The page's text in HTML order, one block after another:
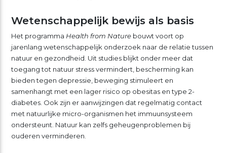
Wetenschappelijk bewijs als basis
Het programma Health from Naturebouwt voort op
jarenlang wetenschappelijk onderzoek naar de relatie tussen
natuur en gezondheid. Uit studies blijkt onder meer dat
toegang tot natuur stress vermindert, bescherming kan
bieden tegen depressie, beweging stimuleert en
samenhangt met een lager risico op obesitas en type 2-
diabetes. Ook zijn er aanwijzingen dat regelmatig contact
met natuurlijke micro-organismen het immuunsysteem
ondersteunt. Natuur kan zelfs geheugenproblemen bij
ouderen verminderen.